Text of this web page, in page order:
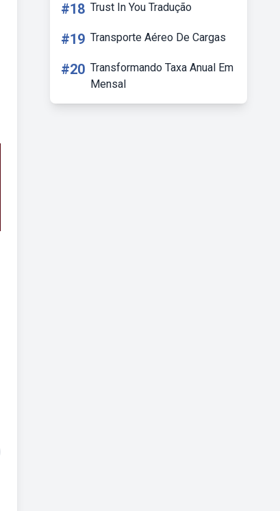
#18 Trust In You Tradução
#19 Transporte Aéreo De Cargas
#20 Transformando Taxa Anual Em
Mensal